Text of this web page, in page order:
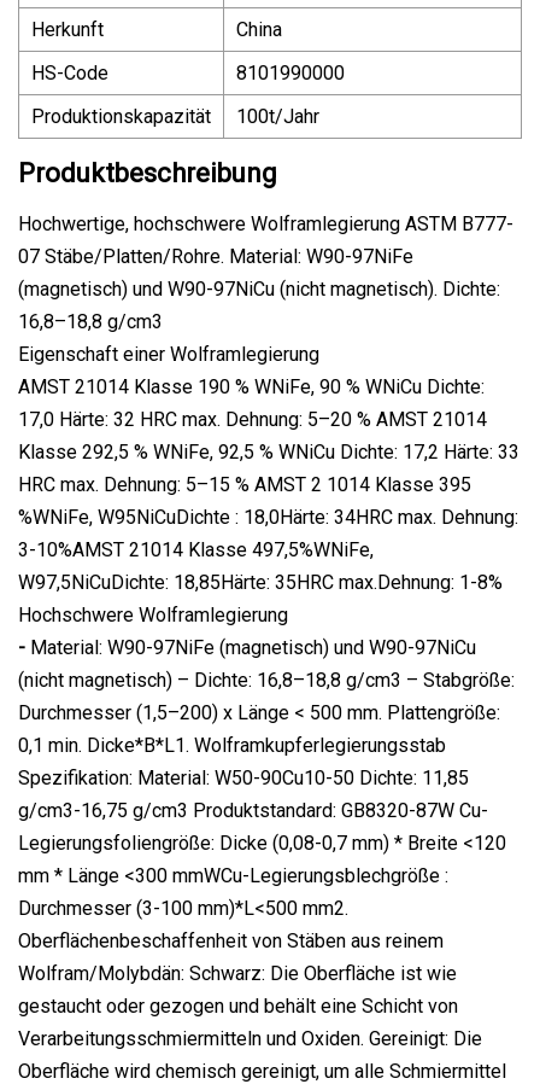
Herkunft
China
HS-Code
8101990000
Produktionskapazität
100t/Jahr
Produktbeschreibung
Hochwertige, hochschwere Wolframlegierung ASTM B777-
07 Stäbe/Platten/Rohre. Material: W90-97NiFe
(magnetisch) und W90-97NiCu (nicht magnetisch). Dichte:
16,8–18,8 g/cm3
Eigenschaft einer Wolframlegierung
AMST 21014 Klasse 190 % WNiFe, 90 % WNiCu Dichte:
17,0 Härte: 32 HRC max. Dehnung: 5–20 % AMST 21014
Klasse 292,5 % WNiFe, 92,5 % WNiCu Dichte: 17,2 Härte: 33
HRC max. Dehnung: 5–15 % AMST 2 1014 Klasse 395
%WNiFe, W95NiCuDichte : 18,0Härte: 34HRC max. Dehnung:
3-10%AMST 21014 Klasse 497,5%WNiFe,
W97,5NiCuDichte: 18,85Härte: 35HRC max.Dehnung: 1-8%
Hochschwere Wolframlegierung
- Material: W90-97NiFe (magnetisch) und W90-97NiCu
(nicht magnetisch) – Dichte: 16,8–18,8 g/cm3 – Stabgröße:
Durchmesser (1,5–200) x Länge < 500 mm. Plattengröße:
0,1 min. Dicke*B*L1. Wolframkupferlegierungsstab
Spezifikation: Material: W50-90Cu10-50 Dichte: 11,85
g/cm3-16,75 g/cm3 Produktstandard: GB8320-87W Cu-
Legierungsfoliengröße: Dicke (0,08-0,7 mm) * Breite <120
mm * Länge <300 mmWCu-Legierungsblechgröße :
Durchmesser (3-100 mm)*L<500 mm2.
Oberflächenbeschaffenheit von Stäben aus reinem
Wolfram/Molybdän: Schwarz: Die Oberfläche ist wie
gestaucht oder gezogen und behält eine Schicht von
Verarbeitungsschmiermitteln und Oxiden. Gereinigt: Die
Oberfläche wird chemisch gereinigt, um alle Schmiermittel